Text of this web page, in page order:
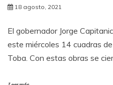
18 agosto, 2021
El gobernador Jorge
este miércoles 14 cuadras
Toba. Con estas obras se